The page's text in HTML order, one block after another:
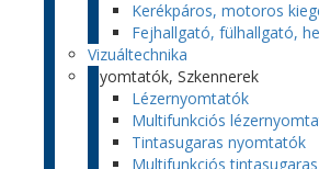
Kerékpáros, motoros
Fejhallgató, fülhallgató,
Vizuáltechnika
Nyomtatók, Szkennerek
Lézernyomtatók
Multifunkciós
Tintasugaras nyomtatók
Multifunkciós